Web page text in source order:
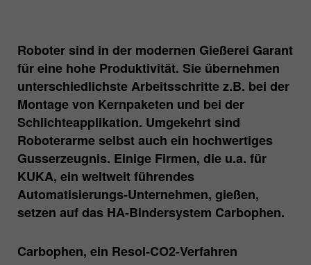
Roboter sind in der modernen Gießerei Garant
für eine hohe Produktivität. Sie übernehmen
unterschiedlichste Arbeitsschritte z.B. bei der
Montage von Kernpaketen und bei der
Schlichteapplikation. Umgekehrt sind
Roboterarme selbst auch ein hochwertiges
Gusserzeugnis. Einige Firmen, die u.a. für
KUKA, ein weltweit führendes
Automatisierungs-Unternehmen, gießen,
setzen auf das HA-Bindersystem Carbophen.
Carbophen, ein Resol-CO2-Verfahren